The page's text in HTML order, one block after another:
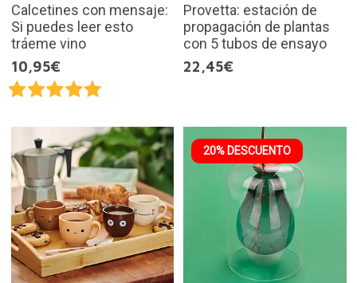
Calcetines con mensaje:
Si puedes leer esto
tráeme vino
10,95€
Provetta: estación de
propagación de plantas
con 5 tubos de ensayo
22,45€
20% DESCUENTO